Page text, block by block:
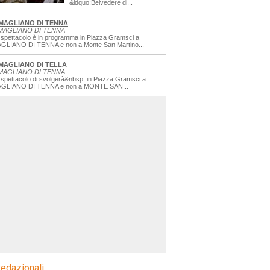
&ldquo;Belvedere di...
DI TENNA
DI TENNA
spettacolo è in programma in Piazza Gramsci a
DI TENNA e non a Monte San Martino...
DI TELLA
DI TENNA
spettacolo di svolgerà&nbsp; in Piazza Gramsci a
DI TENNA e non a MONTE SAN...